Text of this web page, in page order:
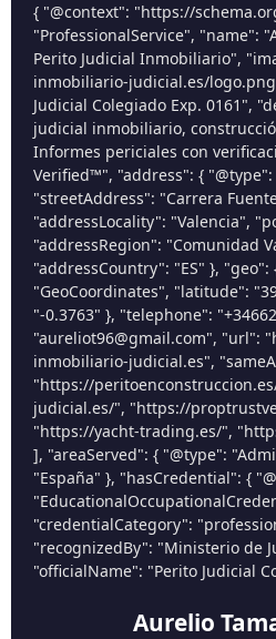
{ "@context": "https://
"ProfessionalService", "name":
Perito Judicial Inmobiliario",
inmobiliario-judicial.es/
Judicial Colegiado Exp. 0161",
judicial inmobiliario,
Informes periciales con
Verified™", "address": {
"streetAddress": "Carrera
"addressLocality": "Valencia",
"addressRegion": "Comunidad
"addressCountry": "ES" }, "geo":
"GeoCoordinates", "latitude":
"-0.3763" }, "telephone":
"aureliot96@gmail.com", "url":
inmobiliario-judicial.es",
"https://
judicial.es/", "https://
"https://yacht-trading.es/",
], "areaServed": { "@type":
"España" }, "hasCredential": {
"credentialCategory":
"recognizedBy": "Ministerio de
"officialName": "Perito Judicial
Aurelio